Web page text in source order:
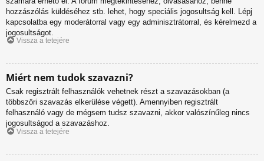
hozzászólás küldéséhez stb. lehet, hogy speciális jogosultság kell. Lépj
kapcsolatba egy moderátorral vagy egy adminisztrátorral, és kérelmezd a
jogosultságot.
Vissza a tetejére
Miért nem tudok szavazni?
Csak regisztrált felhasználók vehetnek részt a szavazásokban (a
többszöri szavazás elkerülése végett). Amennyiben regisztrált
felhasználó vagy de mégsem tudsz szavazni, akkor valószínűleg nincs
jogosultságod a szavazáshoz.
Vissza a tetejére